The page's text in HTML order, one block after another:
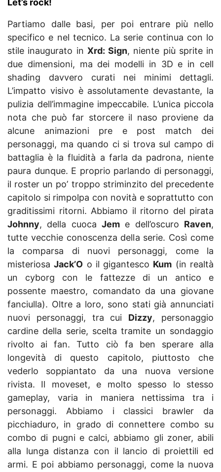
Let’s rock!
Partiamo dalle basi, per poi entrare più nello
specifico e nel tecnico. La serie continua con lo
stile inaugurato in Xrd: Sign, niente più sprite in
due dimensioni, ma dei modelli in 3D e in cell
shading davvero curati nei minimi dettagli.
L’impatto visivo è assolutamente devastante, la
pulizia dell’immagine impeccabile. L’unica piccola
nota che può far storcere il naso proviene da
alcune animazioni pre e post match dei
personaggi, ma quando ci si trova sul campo di
battaglia è la fluidità a farla da padrona, niente
paura dunque. E proprio parlando di personaggi,
il roster un po’ troppo striminzito del precedente
capitolo si rimpolpa con novità e soprattutto con
graditissimi ritorni. Abbiamo il ritorno del pirata
Johnny, della cuoca Jem e dell’oscuro Raven,
tutte vecchie conoscenza della serie. Così come
la comparsa di nuovi personaggi, come la
misteriosaJack’O o il gigantesco Kum (in realtà
un cyborg con le fattezze di un antico e
possente maestro, comandato da una giovane
fanciulla). Oltre a loro, sono stati già annunciati
nuovi personaggi, tra cui Dizzy, personaggio
cardine della serie, scelta tramite un sondaggio
rivolto ai fan. Tutto ciò fa ben sperare alla
longevità di questo capitolo, piuttosto che
vederlo soppiantato da una nuova versione
rivista. Il moveset, e molto spesso lo stesso
gameplay, varia in maniera nettissima tra i
personaggi. Abbiamo i classici brawler da
picchiaduro, in grado di connettere combo su
combo di pugni e calci, abbiamo gli zoner, abili
alla lunga distanza con il lancio di proiettili ed
armi. E poi abbiamo personaggi, come la nuova